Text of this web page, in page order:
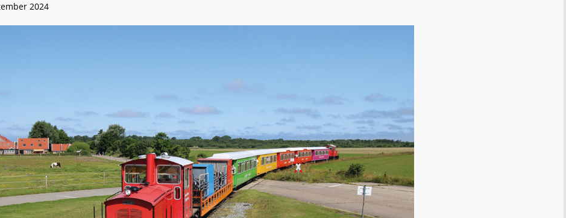
2024